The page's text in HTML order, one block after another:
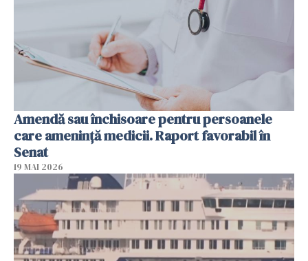
Amendă sau închisoare pentru persoanele
care ameninţă medicii. Raport favorabil în
Senat
19 MAI 2026